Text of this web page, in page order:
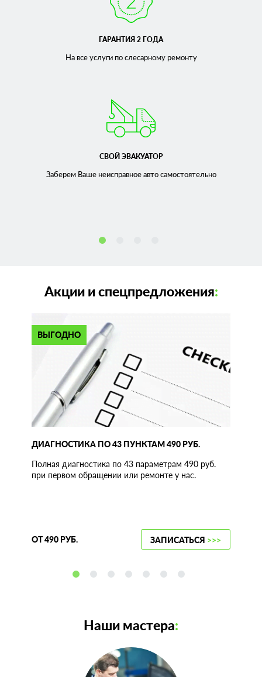
ГАРАНТИЯ 2 ГОДА
На все услуги по слесарномуремонту
СВОЙ ЭВАКУАТОР
Заберем Ваше неисправноеавто самостоятельно
Акции и спецпредложения:
ВЫГОДНО
ДИАГНОСТИКА ПО 43 ПУНКТАМ 490 РУБ.
Полная диагностика по 43 параметрам 490 руб.
при первом обращении или ремонте у нас.
ОТ 490 РУБ. ЗАПИСАТЬСЯ >>>
Наши мастера: